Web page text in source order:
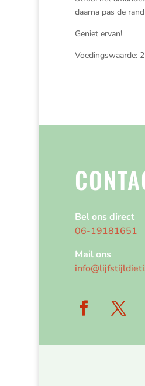
daarna pas de
Geniet ervan!
Voedingswaarde:
Bel ons direct
06-19181651
Mail ons